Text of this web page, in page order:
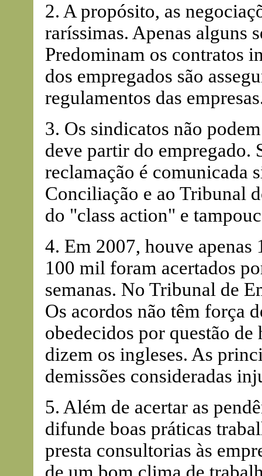
2. A propósito, as
raríssimas. Apenas alguns
Predominam os contratos
dos empregados são
regulamentos das
3. Os sindicatos não
deve partir do empregado.
reclamação é comunicada
Conciliação e ao Tribunal
do "class action" e
4. Em 2007, houve apenas
100 mil foram acertados
semanas. No Tribunal de
Os acordos não têm força
obedecidos por questão
dizem os ingleses. As
demissões consideradas
5. Além de acertar as
difunde boas práticas
presta consultorias às